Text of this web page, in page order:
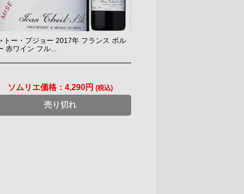
トー・プジョー 2017年 フランス ボル
赤ワイン フル...
ソムリエ価格： 4,290円 (税込)
売り切れ